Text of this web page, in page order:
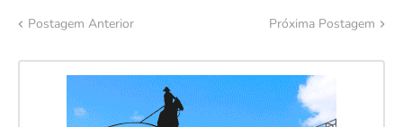
Postagem Anterior Próxima Postagem